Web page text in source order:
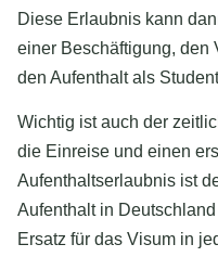
Diese Erlaubnis kann
einer Beschäftigung, den
den Aufenthalt als
Wichtig ist auch der
die Einreise und einen
Aufenthaltserlaubnis ist
Aufenthalt in
Ersatz für das Visum in